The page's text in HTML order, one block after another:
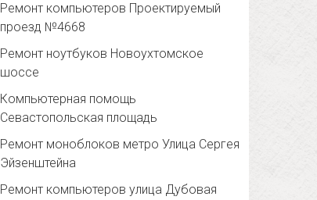
Ремонт компьютеров Проектируемый
проезд №4668
Ремонт ноутбуков Новоухтомское
шоссе
Компьютерная помощь
Севастопольская площадь
Ремонт моноблоков метро Улица Сергея
Эйзенштейна
Ремонт компьютеров улица Дубовая